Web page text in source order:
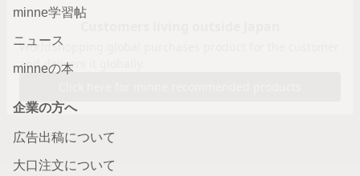
minne学習帖
ニュース
minneの本
企業の方へ
広告出稿について
大口注文について